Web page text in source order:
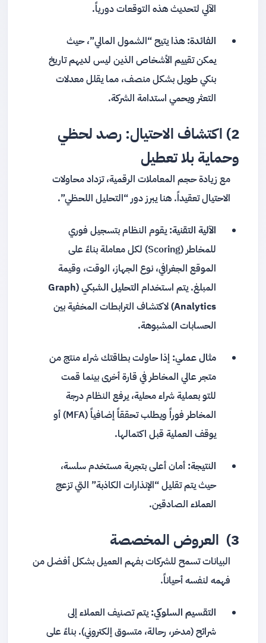
الآلي لتحديث هذه التوقعات دورياً.
الفائدة: هذا يتيح “الشمول المالي”، حيث
يمكن تقييم الأشخاص الذين ليس لديهم تاريخ
بنكي طويل بشكل منصف، مما يقلل معدلات
التعثر ويحمي استدامة الشركة.
2) اكتشاف الاحتيال: رصد لحظي
وحماية بلا تعطيل
مع زيادة حجم المعاملات الرقمية، تزداد محاولات
الاحتيال تعقيداً. هنا يبرز دور “التحليل اللحظي”.
الآلية التقنية:يقوم النظام بتسجيل فوري
للمخاطر (Scoring) لكل معاملة بناءً على
الموقع الجغرافي، نوع الجهاز، الوقت، وقيمة
المبلغ. يتم استخدام
التحليل الشبكي (Graph
Analytics) لاكتشاف الترابطات المخفية بين
الحسابات المشبوهة.
مثال عملي: إذا حاولت بطاقتك شراء منتج من
متجر عالي المخاطر في قارة أخرى بينما قمت
للتو بعملية شراء محلية، يرفع النظام درجة
المخاطر فوراً ويطلب تحققاً إضافياً (MFA) أو
يوقف العملية قبل اكتمالها.
النتيجة: أمان أعلى بتجربة مستخدم سلسة،
حيث يتم تقليل “الإنذارات الكاذبة” التي تزعج
العملاء الصادقين.
3) العروض المخصصة
البيانات تسمح للشركات بفهم العميل بشكل أفضل من
فهمه لنفسه أحياناً.
التقسيم السلوكي:يتم تصنيف العملاء إلى
شرائح (مدخر، رحالة، متسوق إلكتروني). بناءً على